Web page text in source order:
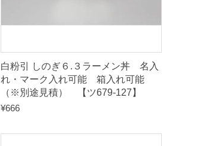
白粉引 しのぎ６.３ラーメン丼 名入
れ・マーク入れ可能 箱入れ可能
（※別途見積） 【ツ679-127】
¥666